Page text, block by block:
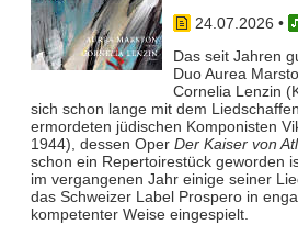
24.07.2026 •
Das seit Jahren
Duo Aurea
Cornelia Lenzin
sich schon lange mit dem
ermordeten jüdischen Komponisten
1944), dessen Oper Der Kaiser von
schon ein Repertoirestück geworden
im vergangenen Jahr einige seiner
das Schweizer Label Prospero in
kompetenter Weise eingespielt.